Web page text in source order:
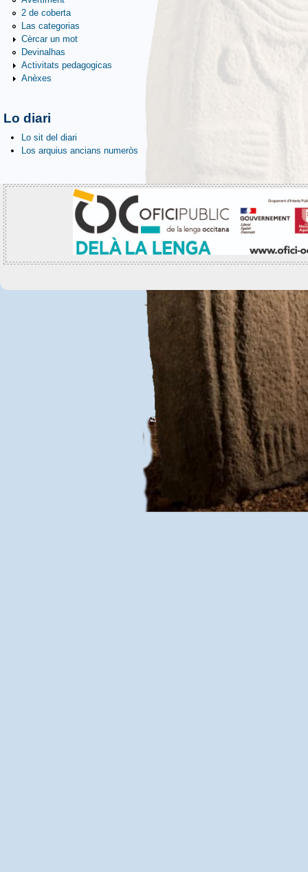
2 de coberta
Las categorias
Cèrcar un mot
Devinalhas
Activitats pedagogicas
Anèxes
Lo diari
Lo sit del diari
Los arquius ancians numeròs